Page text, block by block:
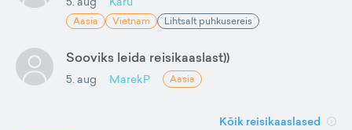
Aasia Vietnam Lihtsalt puhkusereis
Sooviks leida reisikaaslast))
5. aug MarekP Aasia
Kõik reisikaaslased